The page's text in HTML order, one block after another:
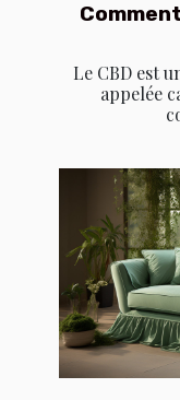
Le CBD est
appelée